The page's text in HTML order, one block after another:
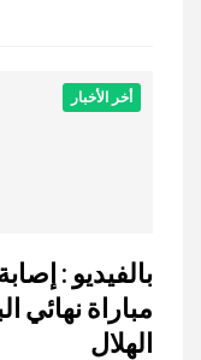
أخر الأخبار
بالفيديو :
مباراة نهائي
الهلال